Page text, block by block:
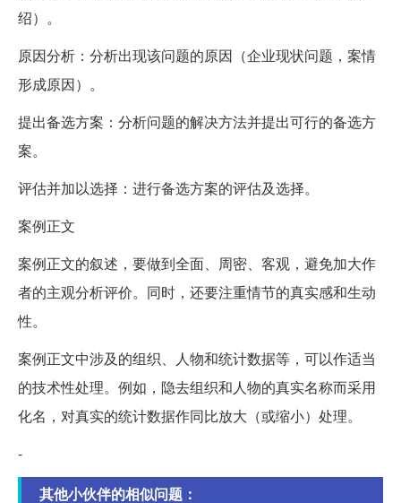
绍）。
原因分析：分析出现该问题的原因（企业现状问题，案情
形成原因）。
提出备选方案：分析问题的解决方法并提出可行的备选方
案。
评估并加以选择：进行备选方案的评估及选择。
案例正文
案例正文的叙述，要做到全面、周密、客观，避免加大作
者的主观分析评价。同时，还要注重情节的真实感和生动
性。
案例正文中涉及的组织、人物和统计数据等，可以作适当
的技术性处理。例如，隐去组织和人物的真实名称而采用
化名，对真实的统计数据作同比放大（或缩小）处理。
-
其他小伙伴的相似问题：